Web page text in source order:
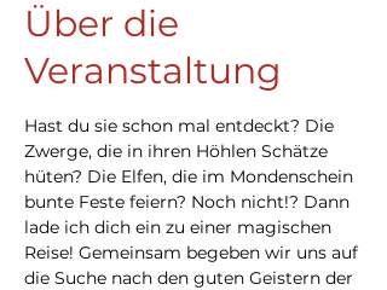
Über die
Veranstaltung
Hast du sie schon mal entdeckt? Die
Zwerge, die in ihren Höhlen Schätze
hüten? Die Elfen, die im Mondenschein
bunte Feste feiern? Noch nicht!? Dann
lade ich dich ein zu einer magischen
Reise! Gemeinsam begeben wir uns auf
die Suche nach den guten Geistern der